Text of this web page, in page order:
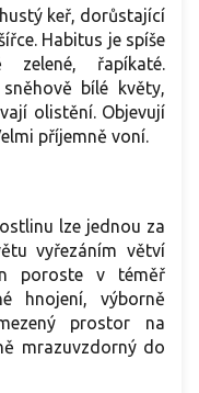
keř, dorůstající
Habitus je spíše
řapíkaté.
bílé květy,
olistění. Objevují
příjemně voní.
lze jednou za
vyřezáním větví
poroste v téměř
hnojení, výborně
prostor na
mrazuvzdorný do